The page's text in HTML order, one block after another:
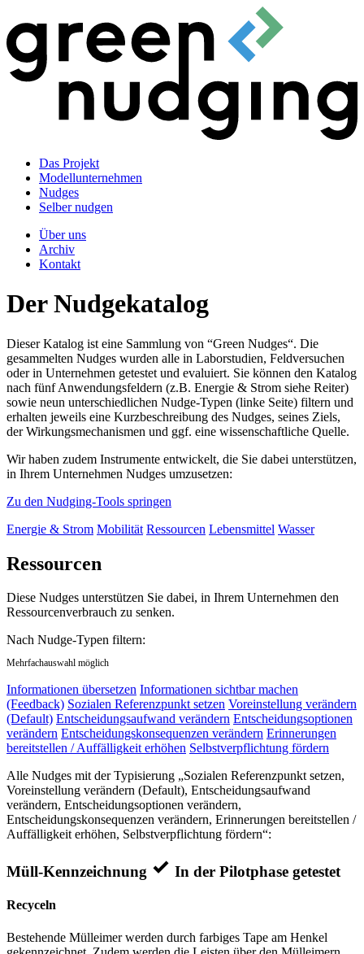
Das Projekt
Modellunternehmen
Nudges
Selber nudgen
Über uns
Archiv
Kontakt
Der Nudgekatalog
Dieser Katalog ist eine Sammlung von “Green Nudges“. Die
gesammelten Nudges wurden alle in Laborstudien, Feldversuchen
oder in Unternehmen getestet und evaluiert. Sie können den Katalog
nach fünf Anwendungsfeldern (z.B. Energie & Strom siehe Reiter)
sowie neun unterschiedlichen Nudge-Typen (linke Seite) filtern und
erhalten jeweils eine Kurzbeschreibung des Nudges, seines Ziels,
der Wirkungsmechanismen und ggf. eine wissenschaftliche Quelle.
Wir haben zudem Instrumente entwickelt, die Sie dabei unterstützen,
in Ihrem Unternehmen Nudges umzusetzen:
Zu den Nudging-Tools springen
Energie & Strom Mobilität Ressourcen Lebensmittel Wasser
Ressourcen
Diese Nudges unterstützen Sie dabei, in Ihrem Unternehmen den
Ressourcenverbrauch zu senken.
Nach Nudge-Typen filtern:
Mehrfachauswahl möglich
Informationen übersetzen Informationen sichtbar machen
(Feedback) Sozialen Referenzpunkt setzen Voreinstellung verändern
(Default) Entscheidungsaufwand verändern Entscheidungsoptionen
verändern Entscheidungskonsequenzen verändern Erinnerungen
bereitstellen / Auffälligkeit erhöhen Selbstverpflichtung fördern
Alle Nudges mit der Typisierung „Sozialen Referenzpunkt setzen,
Voreinstellung verändern (Default), Entscheidungsaufwand
verändern, Entscheidungsoptionen verändern,
Entscheidungskonsequenzen verändern, Erinnerungen bereitstellen /
Auffälligkeit erhöhen, Selbstverpflichtung fördern“:
Müll-Kennzeichnung In der Pilotphase getestet
Recyceln
Bestehende Mülleimer werden durch farbiges Tape am Henkel